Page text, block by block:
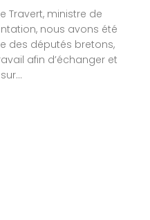
Travert, ministre de
nous avons été
des députés bretons,
afin d’échanger et